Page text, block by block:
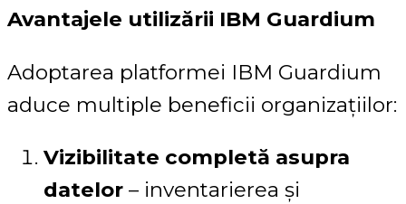
Avantajele utilizării IBM Guardium
Adoptarea platformei IBM Guardium
aduce multiple beneficii organizațiilor:
Vizibilitate completă asupra
datelor – inventarierea și